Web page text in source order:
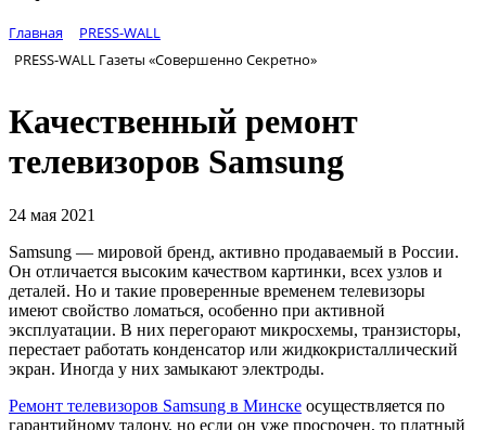
Главная
PRESS-WALL
PRESS-WALL Газеты «Совершенно Секретно»
Качественный ремонт
телевизоров Samsung
24 мая 2021
Samsung — мировой бренд, активно продаваемый в России.
Он отличается высоким качеством картинки, всех узлов и
деталей. Но и такие проверенные временем телевизоры
имеют свойство ломаться, особенно при активной
эксплуатации. В них перегорают микросхемы, транзисторы,
перестает работать конденсатор или жидкокристаллический
экран. Иногда у них замыкают электроды.
Ремонт телевизоров Samsung в Минске осуществляется по
гарантийному талону, но если он уже просрочен, то платный